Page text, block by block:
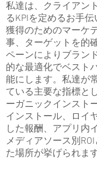
私達は、クライアン
るKPIを定めるお手
獲得のためのマーケ
事、ターゲットを的
ペーンによりブラン
的な最適化でベスト
能にします。私達が
ている主要な指標と
ーガニックインスト
インストール、ロイ
した報酬、アプリ内
メディアソース別
た場所が挙げられます